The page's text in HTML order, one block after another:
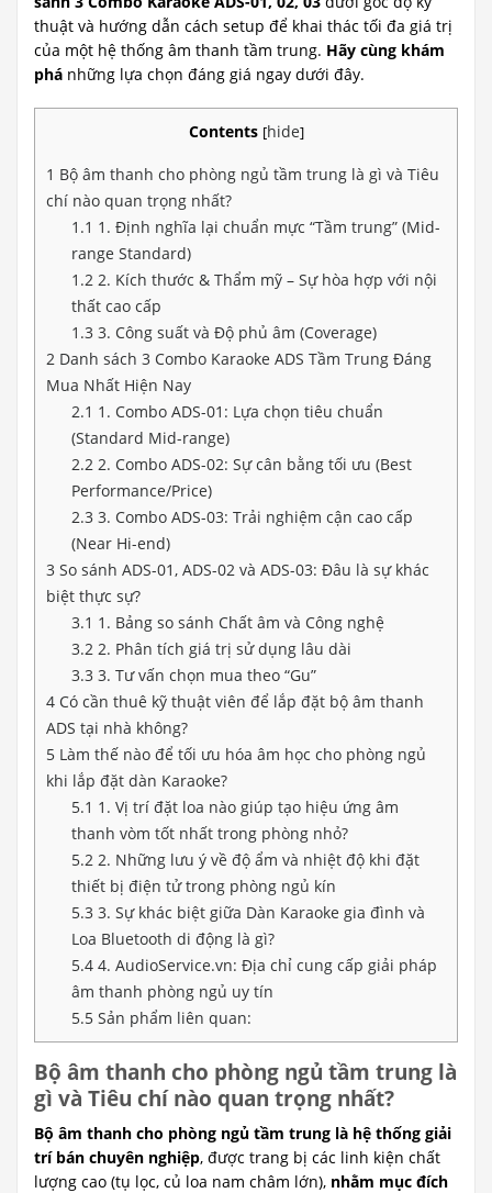
thuật và hướng dẫn cách setup để khai thác tối đa giá trị
của một hệ thống âm thanh tầm trung. Hãy cùng khám
phá những lựa chọn đáng giá ngay dưới đây.
Contents [hide]
1 Bộ âm thanh cho phòng ngủ tầm trung là gì và Tiêu
chí nào quan trọng nhất?
1.1 1. Định nghĩa lại chuẩn mực “Tầm trung” (Mid-
range Standard)
1.22. Kích thước & Thẩm mỹ – Sự hòa hợp với nội
thất cao cấp
1.33. Công suất và Độ phủ âm (Coverage)
2 Danh sách 3 Combo Karaoke ADS Tầm Trung Đáng
Mua Nhất Hiện Nay
2.1 1. Combo ADS-01: Lựa chọn tiêu chuẩn
(Standard Mid-range)
2.22. Combo ADS-02: Sự cân bằng tối ưu (Best
Performance/Price)
2.33. Combo ADS-03: Trải nghiệm cận cao cấp
(Near Hi-end)
3 So sánh ADS-01, ADS-02 và ADS-03: Đâu là sự khác
biệt thực sự?
3.1 1. Bảng so sánh Chất âm và Công nghệ
3.22. Phân tích giá trị sử dụng lâu dài
3.33. Tư vấn chọn mua theo “Gu”
4 Có cần thuê kỹ thuật viên để lắp đặt bộ âm thanh
ADS tại nhà không?
5 Làm thế nào để tối ưu hóa âm học cho phòng ngủ
khi lắp đặt dàn Karaoke?
5.1 1. Vị trí đặt loa nào giúp tạo hiệu ứng âm
thanh vòm tốt nhất trong phòng nhỏ?
5.22. Những lưu ý về độ ẩm và nhiệt độ khi đặt
thiết bị điện tử trong phòng ngủ kín
5.33. Sự khác biệt giữa Dàn Karaoke gia đình và
Loa Bluetooth di động là gì?
5.44. AudioService.vn: Địa chỉ cung cấp giải pháp
âm thanh phòng ngủ uy tín
5.5Sản phẩm liên quan:
Bộ âm thanh cho phòng ngủ tầm trung là
gì và Tiêu chí nào quan trọng nhất?
Bộ âm thanh cho phòng ngủ tầm trung là hệ thống giải
trí bán chuyên nghiệp, được trang bị các linh kiện chất
lượng cao (tụ lọc, củ loa nam châm lớn), nhằm mục đích